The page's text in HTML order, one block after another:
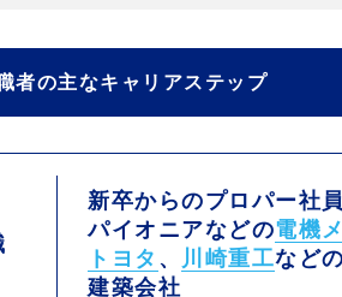
者の主なキャリアステップ
新卒からのプロパー社員
パイオニアなどの電機
トヨタ 、 川崎重工などの
建築会社